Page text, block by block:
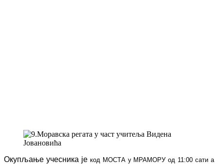
Окупљање учесника је код МОСТА у МРАМОРУод 11:00 сати а